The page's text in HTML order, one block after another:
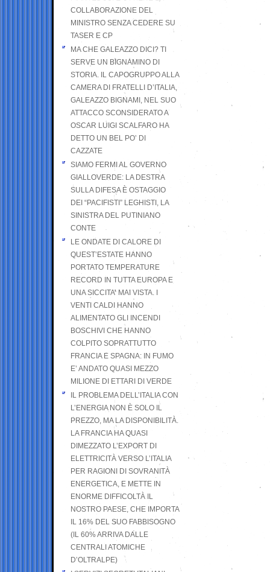
COLLABORAZIONE DEL
MINISTRO SENZA CEDERE SU
TASER E CP
MA CHE GALEAZZO DICI? TI
SERVE UN BIGNAMINO DI
STORIA. IL CAPOGRUPPO ALLA
CAMERA DI FRATELLI D’ITALIA,
GALEAZZO BIGNAMI, NEL SUO
ATTACCO SCONSIDERATO A
OSCAR LUIGI SCALFARO HA
DETTO UN BEL PO’ DI
CAZZATE
SIAMO FERMI AL GOVERNO
GIALLOVERDE: LA DESTRA
SULLA DIFESA È OSTAGGIO
DEI “PACIFISTI” LEGHISTI, LA
SINISTRA DEL PUTINIANO
CONTE
LE ONDATE DI CALORE DI
QUEST’ESTATE HANNO
PORTATO TEMPERATURE
RECORD IN TUTTA EUROPA E
UNA SICCITA’ MAI VISTA. I
VENTI CALDI HANNO
ALIMENTATO GLI INCENDI
BOSCHIVI CHE HANNO
COLPITO SOPRATTUTTO
FRANCIA E SPAGNA: IN FUMO
E’ ANDATO QUASI MEZZO
MILIONE DI ETTARI DI VERDE
IL PROBLEMA DELL’ITALIA CON
L’ENERGIA NON È SOLO IL
PREZZO, MA LA DISPONIBILITÀ.
LA FRANCIA HA QUASI
DIMEZZATO L’EXPORT DI
ELETTRICITÀ VERSO L’ITALIA
PER RAGIONI DI SOVRANITÀ
ENERGETICA, E METTE IN
ENORME DIFFICOLTÀ IL
NOSTRO PAESE, CHE IMPORTA
IL 16% DEL SUO FABBISOGNO
(IL 60% ARRIVA DALLE
CENTRALI ATOMICHE
D’OLTRALPE)